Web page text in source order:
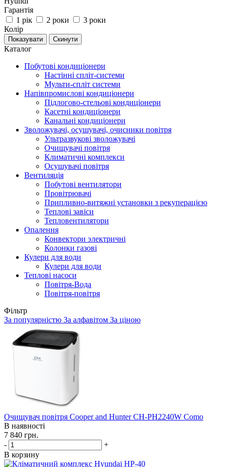
Гарантія
1 рік
2 роки
3 роки
Колір
Каталог
Побутові кондиціонери
Настінні спліт-системи
Мульти-спліт системи
Напівпромислові кондиціонери
Підлогово-стельові кондиціонери
Касетні кондиціонери
Канальні кондиціонери
Зволожувачі, осушувачі, очисники повітря
Ультразвукові зволожувачі
Очищувачі повітря
Климатичні комплекси
Осушувачі повітря
Вентиляція
Побутові вентилятори
Провітрювачі
Припливно-витяжні установки з рекуперацією
Теплові завіси
Тепловентилятори
Опалення
Конвектори электричні
Колонки газові
Кулери для води
Кулери для води
Теплові насоси
Повітря-Вода
Повітря-повітря
Фільтр
За популярністю За алфавітом За ціною
Очищувач повітря Cooper and Hunter CH-PH2240W Como
В наявності
7 840 грн.
-
+
В корзину